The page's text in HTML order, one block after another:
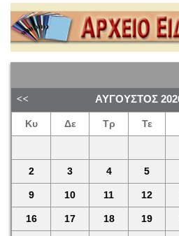
ΑΎΓΟΥΣΤΟΣ
Κυ Δε Τρ Τε
2 3 4 5
9 10 11 12
16 17 18 19